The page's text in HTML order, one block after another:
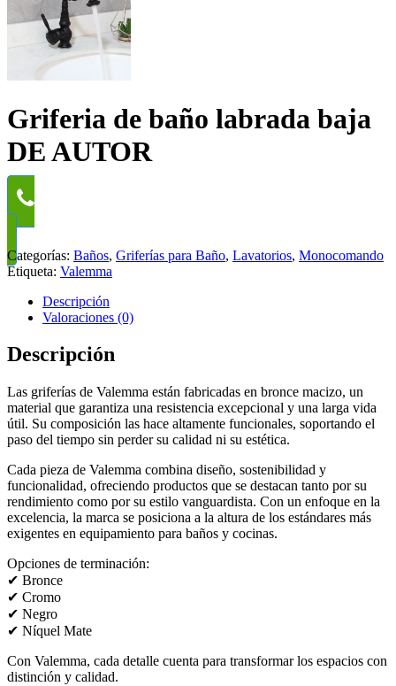
Griferia de baño labrada baja
DE AUTOR
Categorías: Baños, Griferías para Baño, Lavatorios, Monocomando
Etiqueta: Valemma
Descripción
Valoraciones (0)
Descripción
Las griferías de Valemma están fabricadas en bronce macizo, un
material que garantiza una resistencia excepcional y una larga vida
útil. Su composición las hace altamente funcionales, soportando el
paso del tiempo sin perder su calidad ni su estética.
Cada pieza de Valemma combina diseño, sostenibilidad y
funcionalidad, ofreciendo productos que se destacan tanto por su
rendimiento como por su estilo vanguardista. Con un enfoque en la
excelencia, la marca se posiciona a la altura de los estándares más
exigentes en equipamiento para baños y cocinas.
Opciones de terminación:
✔ Bronce
✔ Cromo
✔ Negro
✔ Níquel Mate
Con Valemma, cada detalle cuenta para transformar los espacios con
distinción y calidad.